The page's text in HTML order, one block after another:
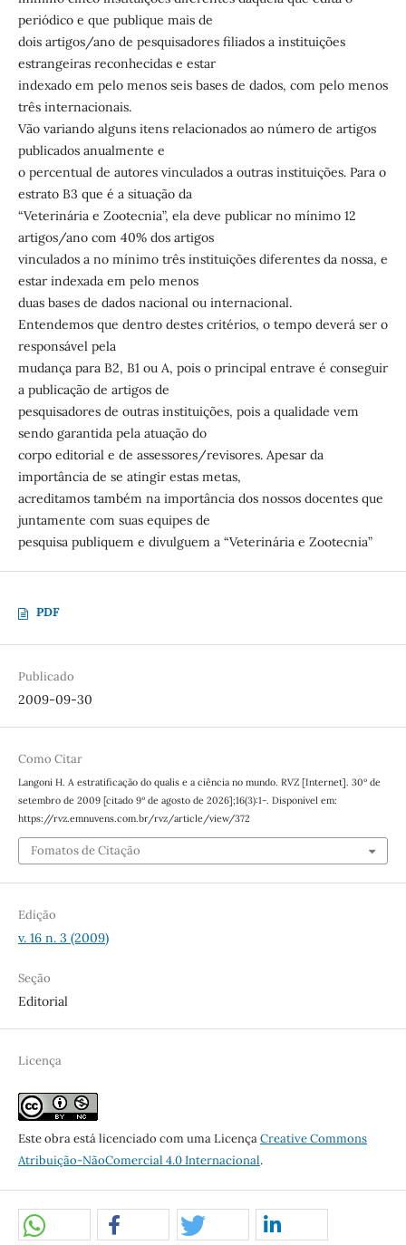
periódico e que publique mais de
dois artigos/ano de pesquisadores filiados a instituições
estrangeiras reconhecidas e estar
indexado em pelo menos seis bases de dados, com pelo menos
três internacionais.
Vão variando alguns itens relacionados ao número de artigos
publicados anualmente e
o percentual de autores vinculados a outras instituições. Para o
estrato B3 que é a situação da
“Veterinária e Zootecnia”, ela deve publicar no mínimo 12
artigos/ano com 40% dos artigos
vinculados a no mínimo três instituições diferentes da nossa, e
estar indexada em pelo menos
duas bases de dados nacional ou internacional.
Entendemos que dentro destes critérios, o tempo deverá ser o
responsável pela
mudança para B2, B1 ou A, pois o principal entrave é conseguir
a publicação de artigos de
pesquisadores de outras instituições, pois a qualidade vem
sendo garantida pela atuação do
corpo editorial e de assessores/revisores. Apesar da
importância de se atingir estas metas,
acreditamos também na importância dos nossos docentes que
juntamente com suas equipes de
pesquisa publiquem e divulguem a “Veterinária e Zootecnia”
PDF
Publicado
2009-09-30
Como Citar
Langoni H. A estratificação do qualis e a ciência no mundo. RVZ [Internet]. 30º de
setembro de 2009 [citado 9º de agosto de 2026];16(3):1-. Disponível em:
https://rvz.emnuvens.com.br/rvz/article/view/372
Fomatos de Citação
Edição
v. 16 n. 3 (2009)
Seção
Editorial
Licença
Este obra está licenciado com uma LicençaCreative Commons
Atribuição-NãoComercial 4.0 Internacional.